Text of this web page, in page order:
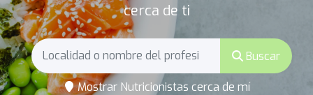
cerca de ti
Buscar
Mostrar Nutricionistas cerca de mí